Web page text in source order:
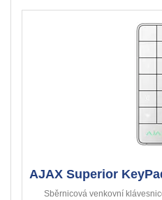
AJAX Superior
Sběrnicová venkovní